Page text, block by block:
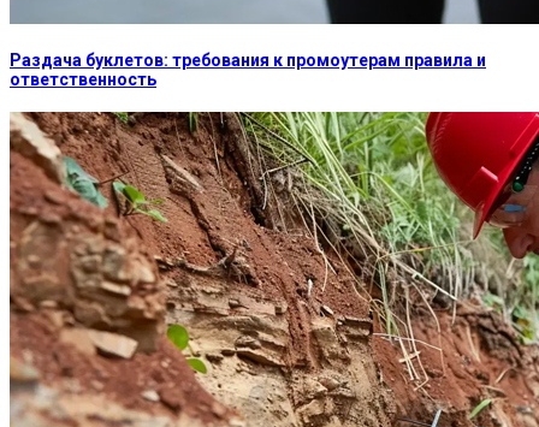
Раздача буклетов: требования к промоутерам правила и
ответственность